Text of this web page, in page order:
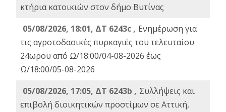
κτήρια κατοικιών στον δήμο Βυτίνας
05/08/2026, 18:01, ΔΤ 6243c , Ενημέρωση για
τις αγροτοδασικές πυρκαγιές του τελευταίου
24ωρου από Ω/18:00/04-08-2026 έως
Ω/18:00/05-08-2026
05/08/2026, 17:05, ΔΤ 6243b , Συλλήψεις και
επιβολή διοικητικών προστίμων σε Αττική,